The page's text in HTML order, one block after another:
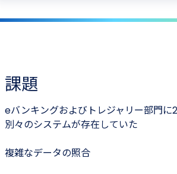
課題
eバンキングおよびトレジャリー部門に
別々のシステムが存在していた
複雑なデータの照合